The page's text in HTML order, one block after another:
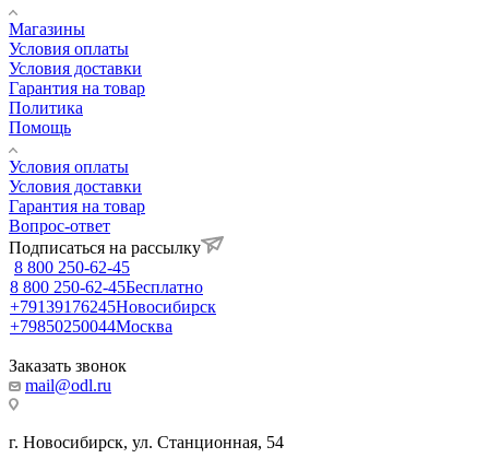
Магазины
Условия оплаты
Условия доставки
Гарантия на товар
Политика
Помощь
Условия оплаты
Условия доставки
Гарантия на товар
Вопрос-ответ
Подписаться на рассылку
8 800 250-62-45
8 800 250-62-45Бесплатно
+79139176245Новосибирск
+79850250044Москва
Заказать звонок
mail@odl.ru
г. Новосибирск, ул. Станционная, 54